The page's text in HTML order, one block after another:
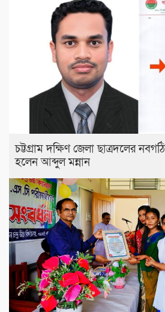
চট্টগ্রাম দক্ষিণ জেলা ছাত্রদলের
হলেন আব্দুল মন্নান